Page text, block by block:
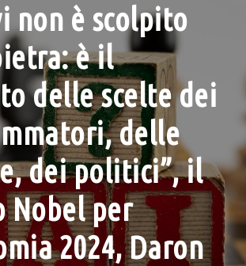
non è scolpito
è il
delle scelte dei
delle
dei politici”, il
Nobel per
2024, Daron